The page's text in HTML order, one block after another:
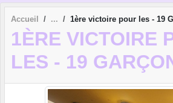
Accueil 1ère victoire pour les - 19
1ÈRE VICTOIRE
LES - 19